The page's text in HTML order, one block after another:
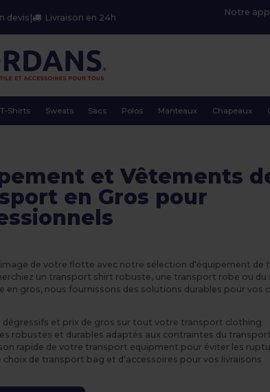
devis | Livraison en 24h
Notre app
T-Shirts Sweats Sacs Polos Manteaux Chapeaux
et Vêtements
en Gros pour
de votre flotte avec notre sélection d'équipement de
un transport shirt robuste, une transport robe ou
en gros, nous fournissons des solutions durables pour vos
dégressifs et prix de gros sur tout votre transport clothing
robustes et durables adaptés aux contraintes du transport
rapide de votre transport equipment pour éviter les
choix de transport bag et d'accessoires pour vos livraisons